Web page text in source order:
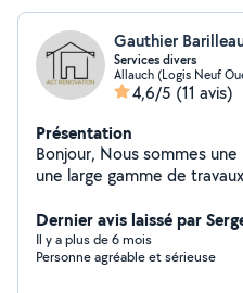
Gauthier
Services divers
Allauch (Logis Neuf
4,6/5 (11 avis)
Présentation
Bonjour, Nous sommes une petite équipe qui propose
une large gamme de
placo, ou encore des
notre savoir-faire à votre service. Nous
également soin de vos
Dernier avis laissé par
Il y a plus de 6 mois
Personne agréable et sérieuse